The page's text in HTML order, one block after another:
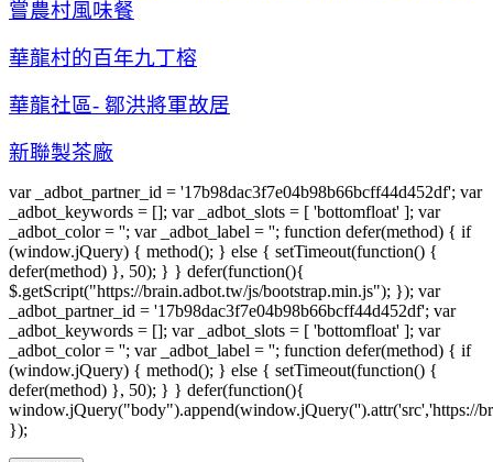
嘗農村風味餐
華龍村的百年九丁榕
華龍社區- 鄒洪將軍故居
新聯製茶廠
var _adbot_partner_id = '17b98dac3f7e04b98b66bcff44d452df'; var
_adbot_keywords = []; var _adbot_slots = [ 'bottomfloat' ]; var
_adbot_color = ''; var _adbot_label = ''; function defer(method) { if
(window.jQuery) { method(); } else { setTimeout(function() {
defer(method) }, 50); } } defer(function(){
$.getScript("https://brain.adbot.tw/js/bootstrap.min.js"); }); var
_adbot_partner_id = '17b98dac3f7e04b98b66bcff44d452df'; var
_adbot_keywords = []; var _adbot_slots = [ 'bottomfloat' ]; var
_adbot_color = ''; var _adbot_label = ''; function defer(method) { if
(window.jQuery) { method(); } else { setTimeout(function() {
defer(method) }, 50); } } defer(function(){
window.jQuery("body").append(window.jQuery('').attr('src','https://
});